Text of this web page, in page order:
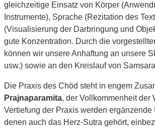
gleichzeitige Einsatz von Körper
Instrumente), Sprache (Rezitation des
(Visualisierung der Darbringung und
gute Konzentration. Durch die
können wir unsere Anhaftung an unsere
usw.) sowie an den Kreislauf von
Die Praxis des Chöd steht in engem
Prajnaparamita, der Vollkommenheit der
Vertiefung der Praxis werden ergänzende
denen auch das Herz-Sutra gehört,